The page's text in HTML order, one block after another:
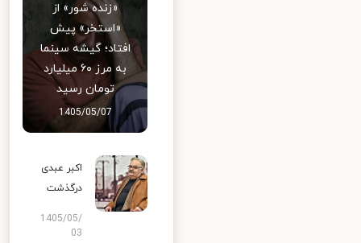
«زنده شور» از
«استخر» پیش
افتاد؛ گیشه سینما
به مرز ۶۰ میلیارد
تومان رسید
1405/05/07
اکبر عبدی
درگذشت
1405/05/
03